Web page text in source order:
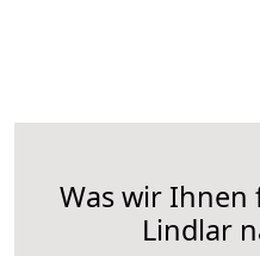
Was wir
Lindlar